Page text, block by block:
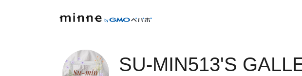
SU-MIN513'S